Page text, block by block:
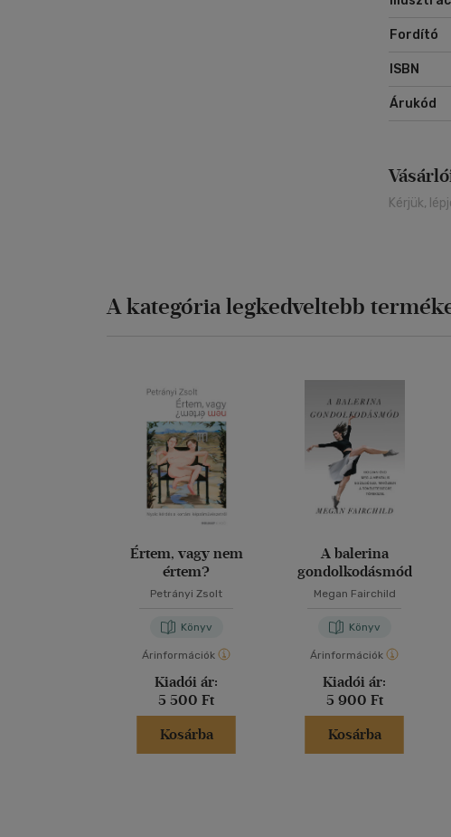
megjelent
Fordító
ISBN
Árukód
Kérjük,
A kategória legkedveltebb
Értem, vagy nem
értem?
Petrányi Zsolt
Könyv
Árinformációk
Kiadói ár:
5 500 Ft
Kosárba
A balerina
gondolkodásmód
Megan Fairchild
Könyv
Árinformációk
Kiadói ár:
5 900 Ft
Kosárba